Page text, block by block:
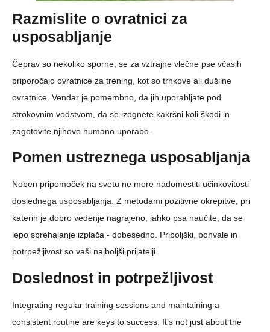
Razmislite o ovratnici za
usposabljanje
Čeprav so nekoliko sporne, se za vztrajne vlečne pse včasih
priporočajo ovratnice za trening, kot so trnkove ali dušilne
ovratnice. Vendar je pomembno, da jih uporabljate pod
strokovnim vodstvom, da se izognete kakršni koli škodi in
zagotovite njihovo humano uporabo.
Pomen ustreznega usposabljanja
Noben pripomoček na svetu ne more nadomestiti učinkovitosti
doslednega usposabljanja. Z metodami pozitivne okrepitve, pri
katerih je dobro vedenje nagrajeno, lahko psa naučite, da se
lepo sprehajanje izplača - dobesedno. Priboljški, pohvale in
potrpežljivost so vaši najboljši prijatelji.
Doslednost in potrpežljivost
Integrating regular training sessions and maintaining a
consistent routine are keys to success. It’s not just about the